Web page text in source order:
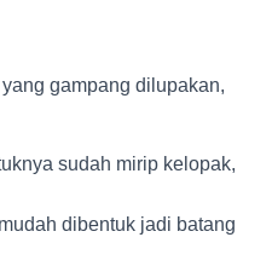
gampang dilupakan,
sudah mirip kelopak,
dibentuk jadi batang